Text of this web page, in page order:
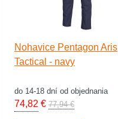
Nohavice Pentagon Aris
Tactical - navy
do 14-18 dní od objednania
74,82 € 77,94 €